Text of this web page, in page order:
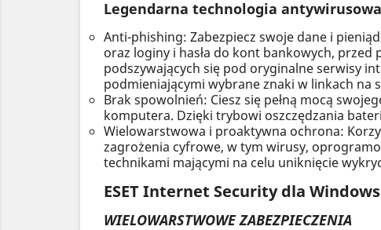
Legendarna technologia antywirusowa
Anti-phishing: Zabezpiecz swoje dane i
oraz loginy i hasła do kont bankowych,
podszywających się pod oryginalne serwisy
podmieniającymi wybrane znaki w linkach na
Brak spowolnień: Ciesz się pełną mocą
komputera. Dzięki trybowi oszczędzania
Wielowarstwowa i proaktywna ochrona:
zagrożenia cyfrowe, w tym wirusy,
technikami mającymi na celu uniknięcie
ESET Internet Security dla
WIELOWARSTWOWE ZABEZPIECZENIA